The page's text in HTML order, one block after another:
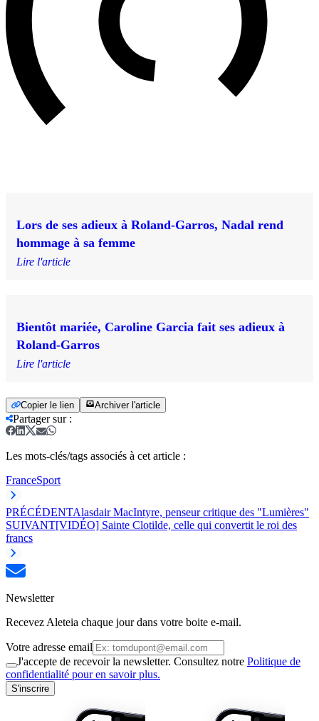
Lors de ses adieux à Roland-Garros, Nadal rend
hommage à sa femme
Lire l'article
Bientôt mariée, Caroline Garcia fait ses adieux à
Roland-Garros
Lire l'article
Copier le lien Archiver l'article
Partager sur:
Les mots-clés/tags associés à cet article :
FranceSport
PRÉCÉDENTAlasdair MacIntyre, penseur critique des "Lumières"
SUIVANT[VIDÉO] Sainte Clotilde, celle qui convertit le roi des
francs
Newsletter
Recevez Aleteia chaque jour dans votre boite e-mail.
Votre adresse email
J'accepte de recevoir la newsletter. Consultez notre Politique de
confidentialité pour en savoir plus.
S'inscrire